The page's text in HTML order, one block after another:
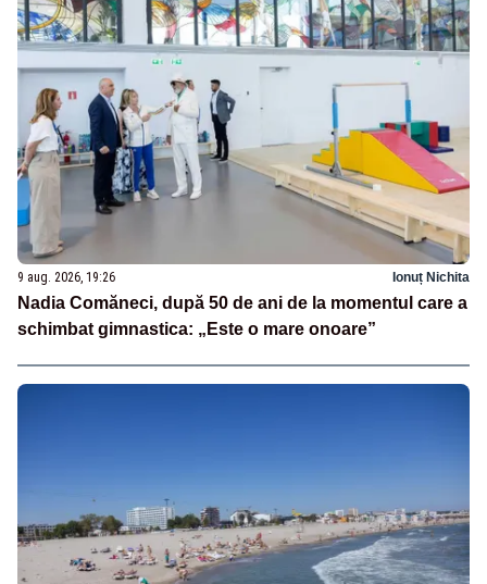
9 aug. 2026, 19:26 Ionuț Nichita
Nadia Comăneci, după 50 de ani de la momentul care a
schimbat gimnastica: „Este o mare onoare”